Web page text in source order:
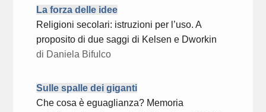
La forza delle idee
Religioni secolari: istruzioni per l’uso. A
proposito di due saggi di Kelsen e Dworkin
di Daniela Bifulco
Sulle spalle dei giganti
Che cosa è eguaglianza? Memoria